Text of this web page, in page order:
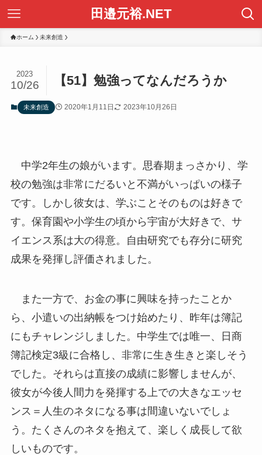
田邉元裕.NET
ホーム 未来創造
【51】勉強ってなんだろうか
2023
10/26
未来創造 2020年1月11日 2023年10月26日
中学2年生の娘がいます。思春期まっさかり、学
校の勉強は非常にだるいと不満がいっぱいの様子
です。しかし彼女は、学ぶことそのものは好きで
す。保育園や小学生の頃から宇宙が大好きで、サ
イエンス系は大の得意。自由研究でも存分に研究
成果を発揮し評価されました。
また一方で、お金の事に興味を持ったことか
ら、小遣いの出納帳をつけ始めたり、昨年は簿記
にもチャレンジしました。中学生では唯一、日商
簿記検定3級に合格し、非常に生き生きと楽しそう
でした。それらは直接の成績に影響しませんが、
彼女が今後人間力を発揮する上での大きなエッセ
ンス＝人生のネタになる事は間違いないでしょ
う。たくさんのネタを抱えて、楽しく成長して欲
しいものです。